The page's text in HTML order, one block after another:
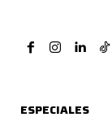
ESPECIALES